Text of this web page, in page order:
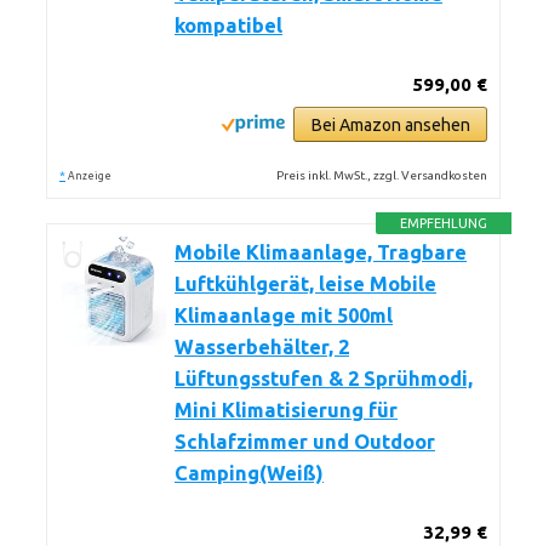
kompatibel
599,00 €
Bei Amazon ansehen
* Anzeige Preis inkl. MwSt., zzgl. Versandkosten
EMPFEHLUNG
Mobile Klimaanlage, Tragbare
Luftkühlgerät, leise Mobile
Klimaanlage mit 500ml
Wasserbehälter, 2
Lüftungsstufen & 2 Sprühmodi,
Mini Klimatisierung für
Schlafzimmer und Outdoor
Camping(Weiß)
32,99 €